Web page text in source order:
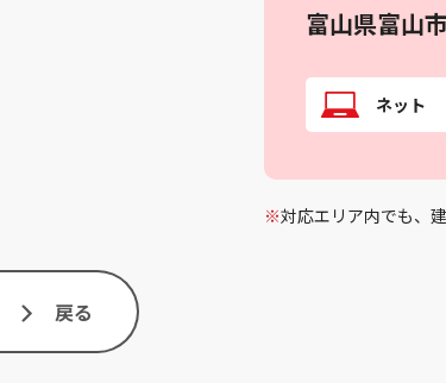
富山県富山
ネット
※対応エリア内でも、
戻る